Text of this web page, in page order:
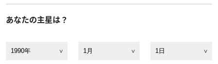
あなたの主星は？